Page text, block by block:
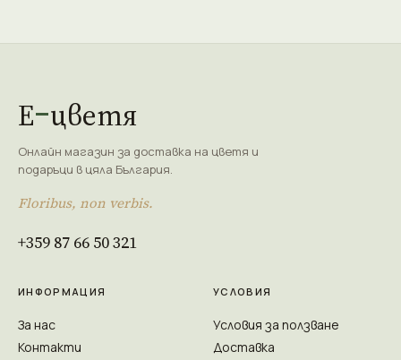
Е цветя
Онлайн магазин за доставка на цветя и
подаръци в цяла България.
Floribus, non verbis.
+359 87 66 50 321
ИНФОРМАЦИЯ
За нас
Контакти
УСЛОВИЯ
Условия за ползване
Доставка